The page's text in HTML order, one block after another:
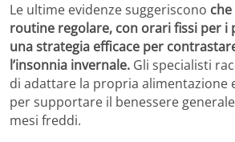
Le ultime evidenze suggeriscono
routine regolare, con orari fissi per i
una strategia efficace per
l’insonnia invernale. Gli specialisti
di adattare la propria alimentazione
per supportare il benessere
mesi freddi.